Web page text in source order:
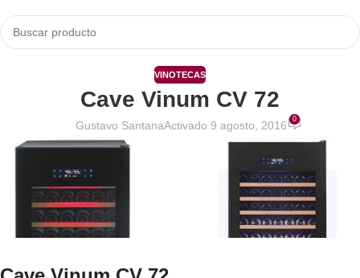
VINOTECAS
Cave Vinum CV 72
Gustavo SantanaActivado 9 agosto, 2016 0